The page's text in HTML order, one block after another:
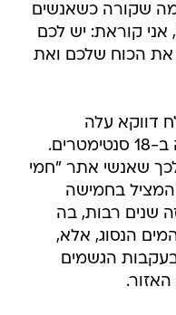
שקורה כשאנשים
אני קוראת: יש לכם
את הכוח שלכם ואת
דווקא עלה
בחודשים ינואר ופברואר השנה ב-18 סנטימטרים.
שאנשי אתר "חמי
המציל בחמישה
שנים רבות, בה
הנסוג, אלא,
הגשמים